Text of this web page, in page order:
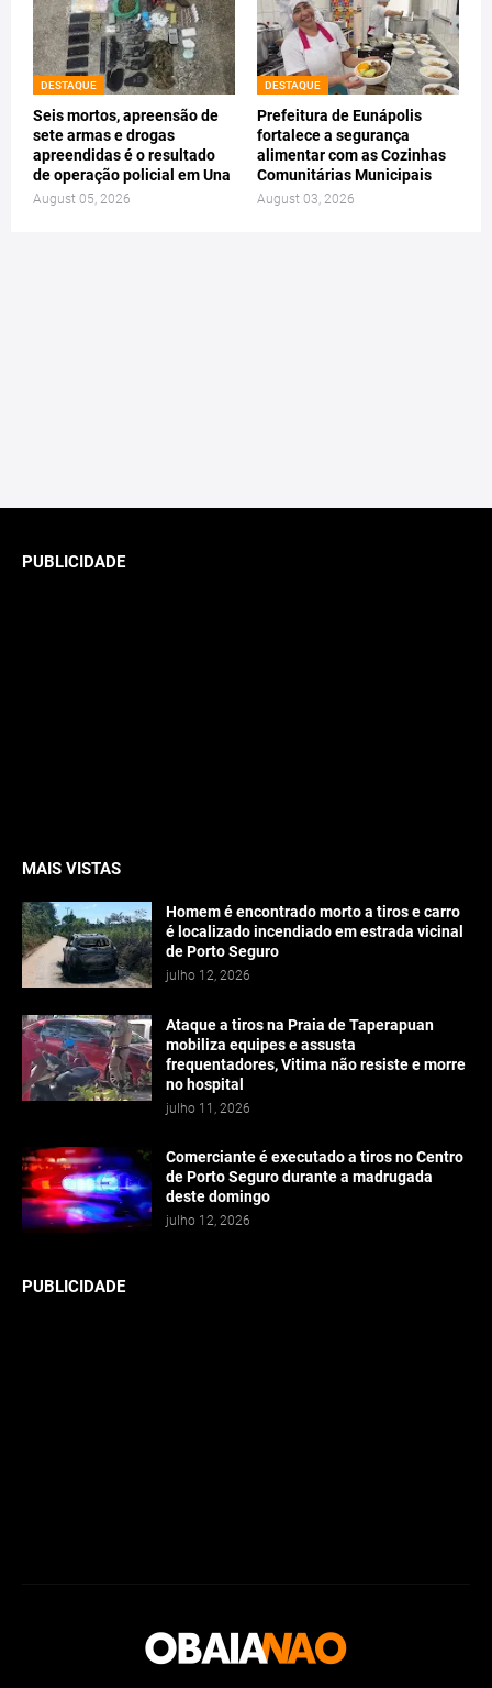
DESTAQUE
Seis mortos, apreensão de
sete armas e drogas
apreendidas é o resultado
de operação policial em Una
August 05, 2026
DESTAQUE
Prefeitura de Eunápolis
fortalece a segurança
alimentar com as Cozinhas
Comunitárias Municipais
August 03, 2026
PUBLICIDADE
MAIS VISTAS
Homem é encontrado morto a tiros e carro
é localizado incendiado em estrada vicinal
de Porto Seguro
julho 12, 2026
Ataque a tiros na Praia de Taperapuan
mobiliza equipes e assusta
frequentadores, Vitima não resiste e morre
no hospital
julho 11, 2026
Comerciante é executado a tiros no Centro
de Porto Seguro durante a madrugada
deste domingo
julho 12, 2026
PUBLICIDADE